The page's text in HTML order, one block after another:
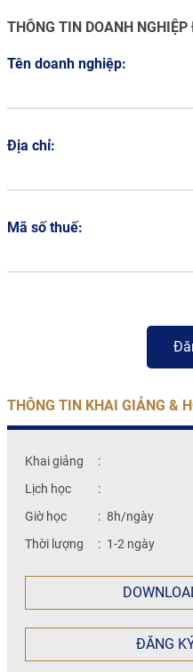
THÔNG TIN KHAI GIẢNG &
Khai giảng
:
Lịch học
:
Giờ học
: 8h/ngày
Thời lượng
: 1-2 ngày
ĐĂNG
THÔNG TIN DOANH
Tên doanh nghiệp:
Địa chỉ:
Mã số thuế: